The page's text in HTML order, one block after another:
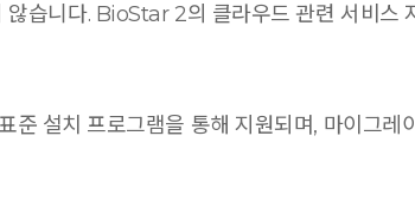
않습니다. BioStar 2의 클라우드 관련 서비
준 설치 프로그램을 통해 지원되며, 마이그